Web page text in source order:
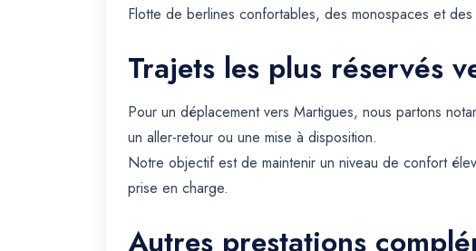
Flotte de berlines confortables, des monospaces et
Trajets les plus réservés
Pour un déplacement vers Martigues, nous partons
un aller-retour ou une mise à disposition.
Notre objectif est de maintenir un niveau de confort
prise en charge.
Autres prestations